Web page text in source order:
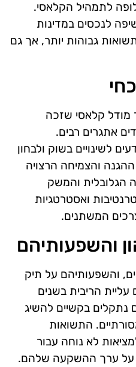
לתמהיל הקלאסי.
לנכסים במדינות
גבוהות יותר, אך גם
60/40 נותר מודל קלאסי שזכה
אתגרים רבים.
לשינויים בשוק ולבחון
והצמיחה הרצויה
והמשק
ואסטרטגיות
המשתנים.
והשפעותיהם
והשפעותיהם על תיק
עם עליית הריבית בשנים
נתקלים בקשיים להשיג
התשואות
לא נוחה עבור
על ערך ההשקעה שלהם.